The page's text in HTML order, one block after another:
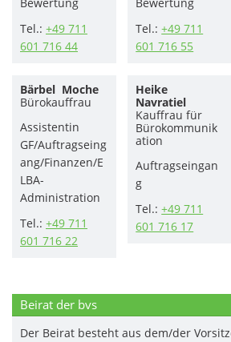
Tel.: +49 711
601 716 44
Tel.:+49 711
601 716 55
Bärbel Moche
Bürokauffrau
Assistentin
GF/Auftragseing
ang/Finanzen/E
LBA-
Administration
Tel.: +49 711
601 716 22
Heike
Navratiel
Kauffrau für
Bürokommunik
ation
Auftragseingan
g
Tel.:+49 711
601 716 17
Beirat der bvs
Der Beirat besteht aus dem/der